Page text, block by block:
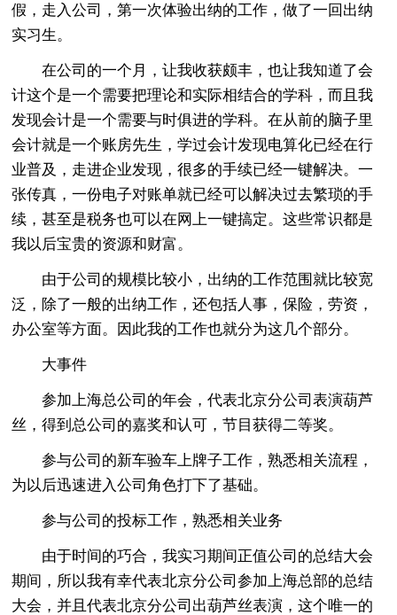
假，走入公司，第一次体验出纳的工作，做了一回出纳
实习生。
在公司的一个月，让我收获颇丰，也让我知道了会
计这个是一个需要把理论和实际相结合的学科，而且我
发现会计是一个需要与时俱进的学科。在从前的脑子里
会计就是一个账房先生，学过会计发现电算化已经在行
业普及，走进企业发现，很多的手续已经一键解决。一
张传真，一份电子对账单就已经可以解决过去繁琐的手
续，甚至是税务也可以在网上一键搞定。这些常识都是
我以后宝贵的资源和财富。
由于公司的规模比较小，出纳的工作范围就比较宽
泛，除了一般的出纳工作，还包括人事，保险，劳资，
办公室等方面。因此我的工作也就分为这几个部分。
大事件
参加上海总公司的年会，代表北京分公司表演葫芦
丝，得到总公司的嘉奖和认可，节目获得二等奖。
参与公司的新车验车上牌子工作，熟悉相关流程，
为以后迅速进入公司角色打下了基础。
参与公司的投标工作，熟悉相关业务
由于时间的巧合，我实习期间正值公司的总结大会
期间，所以我有幸代表北京分公司参加上海总部的总结
大会，并且代表北京分公司出葫芦丝表演，这个唯一的